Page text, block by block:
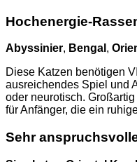
Hochenergie-
Abyssinier, Bengal ,
Diese Katzen benötigen
ausreichendes Spiel und
oder neurotisch.
für Anfänger, die ein
Sehr